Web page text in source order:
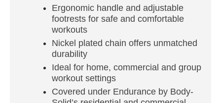
Ergonomic handle and adjustable
footrests for safe and comfortable
workouts
Nickel plated chain offers unmatched
durability
Ideal for home, commercial and group
workout settings
Covered under Endurance by Body-